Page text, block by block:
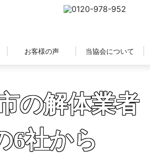
お客様の声 当協会について
の解体業者
6社から